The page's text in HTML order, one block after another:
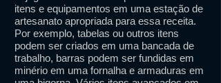
itens e equipamentos em uma estação de
artesanato apropriada para essa receita.
Por exemplo, tabelas ou outros itens
podem ser criados em uma bancada de
trabalho, barras podem ser fundidas em
minério em uma fornalha e armaduras em